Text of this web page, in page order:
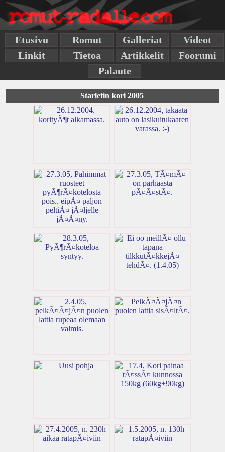
Etusivu Romut Galleriat
Videot
Linkit
Tietoa Artikkelit
Foorumi
Palaute
Starletin kori 2005